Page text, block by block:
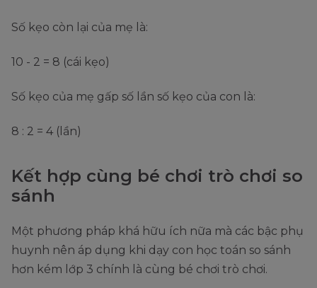
Số kẹo còn lại của mẹ là:
10 - 2 = 8 (cái kẹo)
Số kẹo của mẹ gấp số lần số kẹo của con là:
8 : 2 = 4 (lần)
Kết hợp cùng bé chơi trò chơi so
sánh
Một phương pháp khá hữu ích nữa mà các bậc phụ
huynh nên áp dụng khi dạy con học toán so sánh
hơn kém lớp 3 chính là cùng bé chơi trò chơi.